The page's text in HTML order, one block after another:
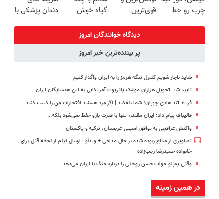
چرب رو خط
قوی‌ترین
EREV در در
ایران رونمایی
گیاه خوش
دندان پزشکی با
دیدگاه خوانندگان امروز
پر بیننده‌ترین خبر امروز
شاید ناچار شویم کنترل تنگه هرمز را به ایران واگذار کنیم
تایید شد: تحویل هزاران موشک پاتریوت آمریکایی به این همسایگان ایران
فریاد تند هادی چوپان؛‌ شما دلقکید | اگر مرد هستید افتخارات من را کسب کنید
قالیباف پیام داد؛ ایران مقتدر، تنها با قدرت بازو حفظ نمی‌شود بلکه...
واکنش عراقچی به توافق امنیتی عربستان، ترکیه و پاکستان
تصاویری از مداح ربوده شده در حال مداحی + ویدئو | ارسال فیلم از لحظه قتل برای
خانواده‌ حمیدرضا رجب‌زاده
وقتی پمپئو جواب حسن روحانی را درباره جنگ با ایران می‌دهد
در همین زمینه